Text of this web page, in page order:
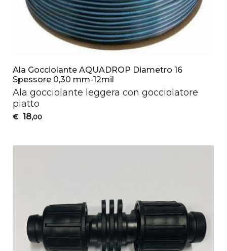
Ala Gocciolante AQUADROP Diametro 16
Spessore 0,30 mm-12mil
Ala gocciolante leggera con gocciolatore
piatto
€ 18,00